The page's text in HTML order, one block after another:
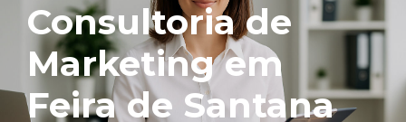
Consultoria de
Marketing em
Feira de Santana